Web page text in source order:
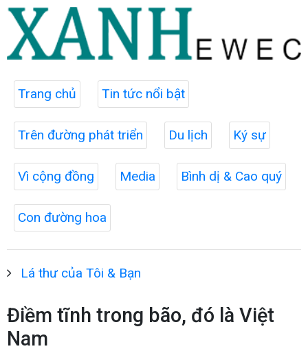
Trang chủ Tin tức nổi bật
Trên đường phát triển Du lịch Ký sự
Vì cộng đồng Media Bình dị & Cao quý
Con đường hoa
Lá thư của Tôi & Bạn
Điềm tĩnh trong bão, đó là Việt
Nam